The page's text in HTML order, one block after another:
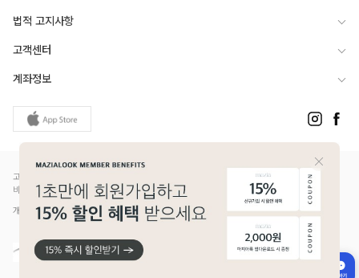
법적 고지사항
고객센터
계좌정보
고객님은 안전거래를 위해 현금 등으로 결제 시 저희 쇼핑몰에서 가입한 PG사의 구매안전서
비스를 이용하실 수 있습니다.
개인정보보호배상책임보험(Ⅱ) 가입 - 메리츠화재 증권번호 14610-1327